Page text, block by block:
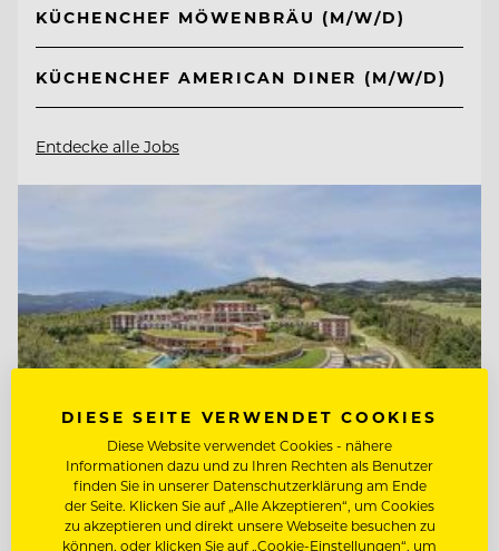
KÜCHENCHEF MÖWENBRÄU (M/W/D)
KÜCHENCHEF AMERICAN DINER (M/W/D)
Entdecke alle Jobs
TOP ARBEITGEBER
DIESE SEITE VERWENDET COOKIES
Diese Website verwendet Cookies - nähere
Informationen dazu und zu Ihren Rechten als Benutzer
finden Sie in unserer Datenschutzerklärung am Ende
der Seite. Klicken Sie auf „Alle Akzeptieren“, um Cookies
zu akzeptieren und direkt unsere Webseite besuchen zu
können, oder klicken Sie auf „Cookie-Einstellungen“, um